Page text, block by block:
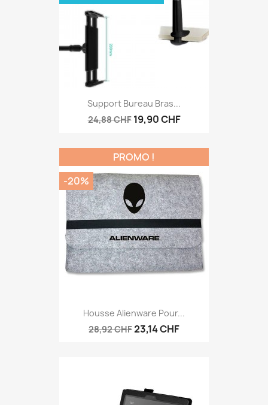
Support Bureau Bras...
24,88 CHF 19,90 CHF
Housse Alienware Pour...
28,92 CHF23,14 CHF
PROMO !
-20%